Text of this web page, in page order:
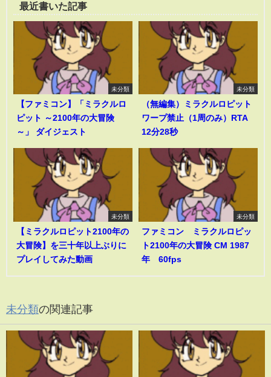
最近書いた記事
未分類
【ファミコン】「ミラクルロ
ピット ～2100年の大冒険
～」 ダイジェスト
未分類
（無編集）ミラクルロピット
ワープ禁止（1周のみ）RTA
12分28秒
未分類
【ミラクルロピット2100年の
大冒険】を三十年以上ぶりに
プレイしてみた動画
未分類
ファミコン ミラクルロピッ
ト2100年の大冒険 CM 1987
年 60fps
未分類の関連記事